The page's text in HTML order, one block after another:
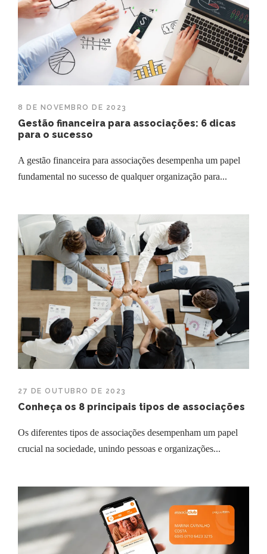
8 DE NOVEMBRO DE 2023
Gestão financeira para associações: 6 dicas
para o sucesso
A gestão financeira para associações desempenha um papel
fundamental no sucesso de qualquer organização para...
27 DE OUTUBRO DE 2023
Conheça os 8 principais tipos de associações
Os diferentes tipos de associações desempenham um papel
crucial na sociedade, unindo pessoas e organizações...